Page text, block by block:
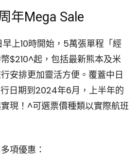
年Mega Sale
早上10時開始，5萬張單程「經
$210^起，包括最新熊本及米
安排更加靈活方便。覆蓋中日
日期到2024年6月，上半年的
現！^可選票價種類以實際航班
項優惠：